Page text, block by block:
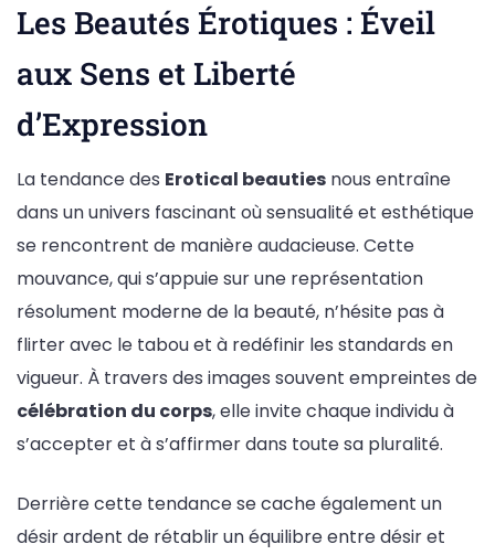
Les Beautés Érotiques : Éveil
aux Sens et Liberté
d’Expression
La tendance des Erotical beauties nous entraîne
dans un univers fascinant où sensualité et esthétique
se rencontrent de manière audacieuse. Cette
mouvance, qui s’appuie sur une représentation
résolument moderne de la beauté, n’hésite pas à
flirter avec le tabou et à redéfinir les standards en
vigueur. À travers des images souvent empreintes de
célébration du corps, elle invite chaque individu à
s’accepter et à s’affirmer dans toute sa pluralité.
Derrière cette tendance se cache également un
désir ardent de rétablir un équilibre entre désir et